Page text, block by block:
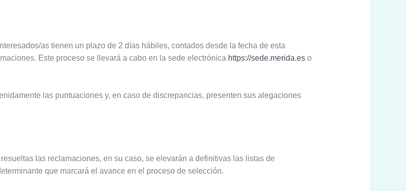
as tienen un plazo de 2 días hábiles, contados desde la fecha de esta
Este proceso se llevará a cabo en la sede electrónica https://sede.merida.eso
las puntuaciones y, en caso de discrepancias, presenten sus alegaciones
las reclamaciones, en su caso, se elevarán a definitivas las listas de
que marcará el avance en el proceso de selección.